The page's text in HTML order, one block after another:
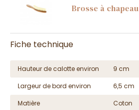
Brosse à chapeau
Fiche technique
Hauteur de calotte environ
9 cm
Largeur de bord environ
6,5 cm
Matière
Coton